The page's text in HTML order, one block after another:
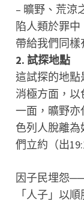
– 曠野、荒涼
陷人類於罪
帶給我們同
2. 試探地點
這試探的地點
消極方面，
一面，曠野亦
色列人脫離
們立約（出
因子民埋怨
「人子」以